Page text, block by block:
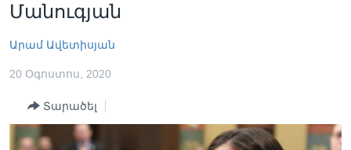
ՖԻԼՄԵՐ
IN ENGLISH
ՄԵՐ ՄԱՍԻՆ
ՄԵՐ ՄԱՍԻՆ
«ԱՄԵՐԻԿԱՅԻ ՁԱՅՆ»-Ի ԿԱՆՈՆԱԴՐՈՒԹՅՈՒՆ
ԿԱՊ ՄԵԶ ՀԵՏ
ՈՒԿՐԱԻՆԱԿԱՆ ՊԱՏԵՐԱԶՄ
Learning English
ՀԵՏԵՒԵՔ ՄԵԶ
Մանուգյան
Արամ Ավետիսյան
20 Օգոստոս, 2020
Տարածել